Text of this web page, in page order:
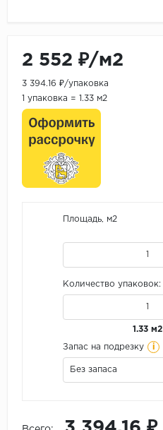
2 552 ₽/м2
3 394.16 ₽/упаковка
1 упаковка = 1.33 м2
Площадь, м2
Количество упаковок:
1.33 м2
Запас на подрезку i
Без запаса